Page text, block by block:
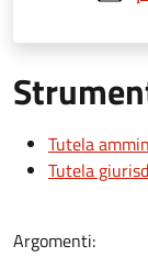
Tutela
Tutela
Argomenti: